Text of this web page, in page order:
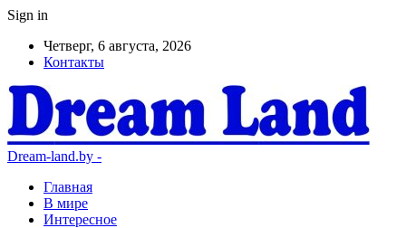
Sign in
Четверг, 6 августа, 2026
Контакты
Dream-land.by -
Главная
В мире
Интересное